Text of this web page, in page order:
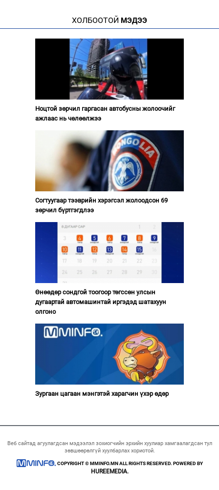
ХОЛБООТОЙ МЭДЭЭ
Ноцтой зөрчил гаргасан автобусны жолоочийг
ажлаас нь чөлөөлжээ
Согтуугаар тээврийн хэрэгсэл жолоодсон 69
зөрчил бүртгэгдлээ
Өнөөдөр сондгой тоогоор төгссөн улсын
дугаартай автомашинтай иргэдэд шатахуун
олгоно
Зургаан цагаан мэнгэтэй харагчин үхэр өдөр
Веб сайтад агуулагдсан мэдээлэл зохиогчийн эрхийн хуулиар хамгаалагдсан тул
зөвшөөрөлгүй хуулбарлах хориотой.
COPYRIGHT © MMINFO.MN ALL RIGHTS RESERVED. POWERED BY
HUREEMEDIA.